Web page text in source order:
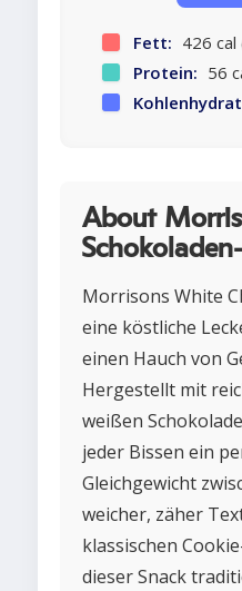
Fett: 426 cal
Protein: 56
About
Morrisons White
eine köstliche
einen Hauch von
Hergestellt mit
weißen
jeder Bissen ein
Gleichgewicht
weicher, zäher
klassischen
dieser Snack